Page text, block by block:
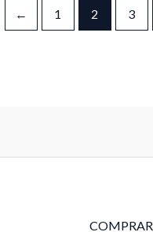
← 1 2 3
COMPRAR